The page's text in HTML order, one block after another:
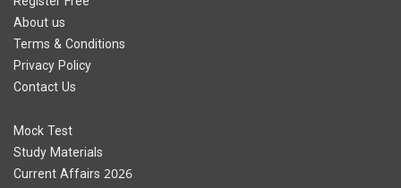
About us
Terms & Conditions
Privacy Policy
Contact Us
Mock Test
Study Materials
Current Affairs 2026